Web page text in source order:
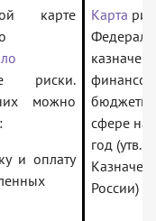
карте
риски.
можно
и оплату
Карта
сфере на
год (утв.
России)